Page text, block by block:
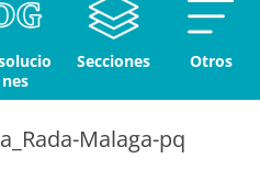
nes
Secciones Otros
Malaga-pq